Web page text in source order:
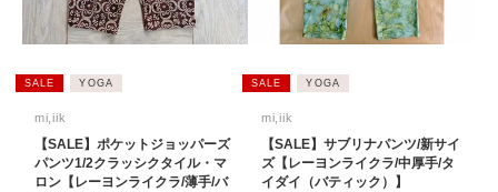
SALE YOGA
mi,iik
【SALE】ポケットジョッパーズ
パンツ1/2クラッシクタイル・マ
ロン【レーヨンライクラ/薄手/バ
SALE YOGA
mi,iik
【SALE】サブリナパンツ/新サイ
ズ【レーヨンライクラ/中厚手/タ
イダイ（バティック）】